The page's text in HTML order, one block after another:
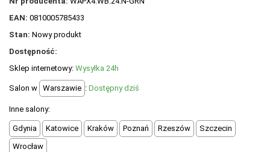
PROMOCJE
OUTLET
WYPRZEDAŻ
EAN: 0810005785433
Stan: Nowy produkt
Dostępność:
Sklep internetowy: Wysyłka 24h
Salon w Warszawie : Dostępny dziś
Inne salony:
Gdynia Katowice Kraków Poznań Rzeszów
Szczecin
Wrocław